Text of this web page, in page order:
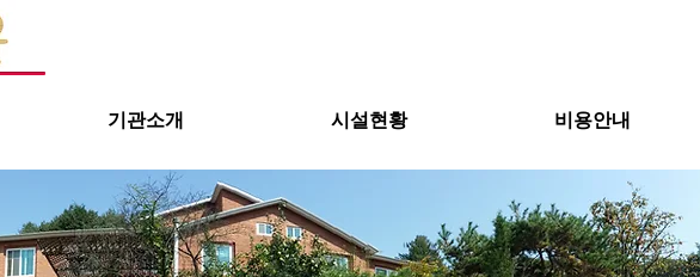
기관소개 시설현황 비용안내